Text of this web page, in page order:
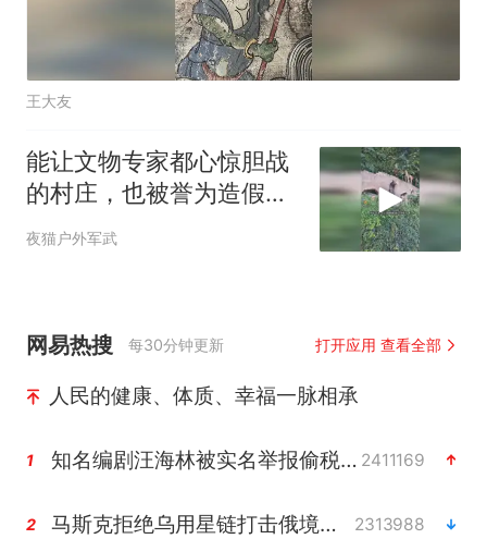
王大友
能让文物专家都心惊胆战
的村庄，也被誉为造假第
一村
夜猫户外军武
网易热搜 每30分钟更新 打开应用 查看全部
人民的健康、体质、幸福一脉相承
1 知名编剧汪海林被实名举报偷税漏税 2411169
2 马斯克拒绝乌用星链打击俄境内目标 2313988